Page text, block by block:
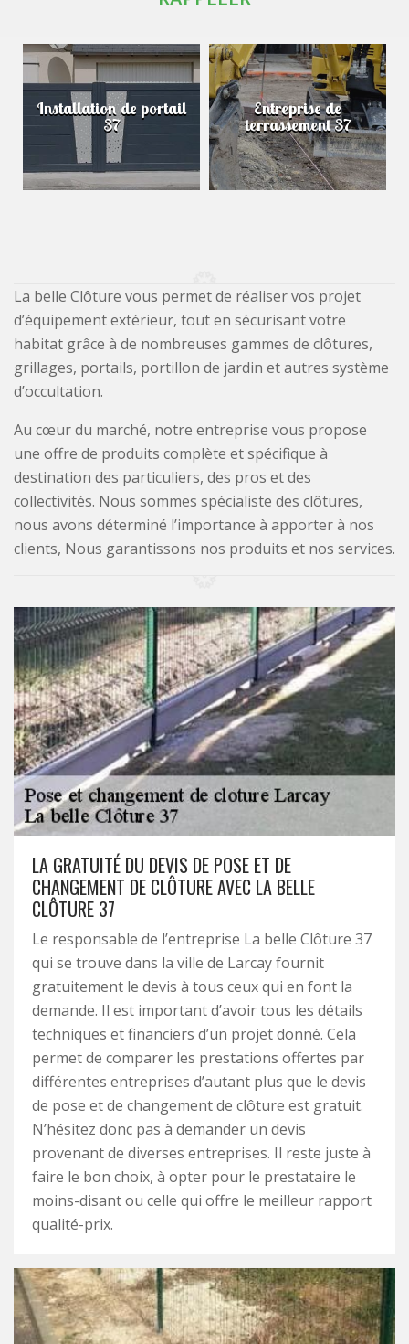
Installation de portail
37
Entreprise de
terrassement 37
La belle Clôture vous permet de réaliser vos projet
d’équipement extérieur, tout en sécurisant votre
habitat grâce à de nombreuses gammes de clôtures,
grillages, portails, portillon de jardin et autres système
d’occultation.
Au cœur du marché, notre entreprise vous propose
une offre de produits complète et spécifique à
destination des particuliers, des pros et des
collectivités. Nous sommes spécialiste des clôtures,
nous avons déterminé l’importance à apporter à nos
clients, Nous garantissons nos produits et nos services.
LA GRATUITÉ DU DEVIS DE POSE ET DE
CHANGEMENT DE CLÔTURE AVEC LA BELLE
CLÔTURE 37
Le responsable de l’entreprise La belle Clôture 37
qui se trouve dans la ville de Larcay fournit
gratuitement le devis à tous ceux qui en font la
demande. Il est important d’avoir tous les détails
techniques et financiers d’un projet donné. Cela
permet de comparer les prestations offertes par
différentes entreprises d’autant plus que le devis
de pose et de changement de clôture est gratuit.
N’hésitez donc pas à demander un devis
provenant de diverses entreprises. Il reste juste à
faire le bon choix, à opter pour le prestataire le
moins-disant ou celle qui offre le meilleur rapport
qualité-prix.